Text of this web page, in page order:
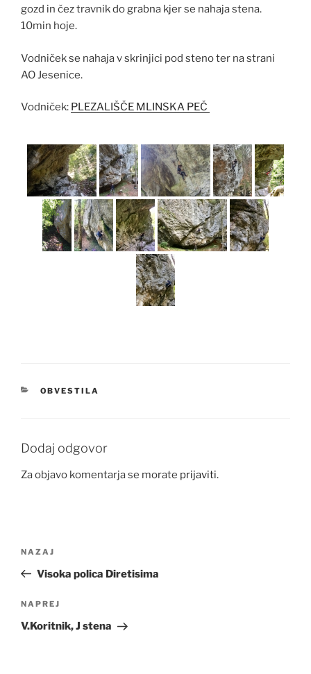
gozd in čez travnik do grabna kjer se nahaja stena.
10min hoje.
Vodniček se nahaja v skrinjici pod steno ter na strani
AO Jesenice.
Vodniček: PLEZALIŠČE MLINSKA PEČ
KATEGORIJE
OBVESTILA
Dodaj odgovor
Za objavo komentarja se morate prijaviti.
Prejšnji
prispevek
NAZAJ
Visoka polica Diretisima
Naslednji
prispevek
NAPREJ
V.Koritnik, J stena